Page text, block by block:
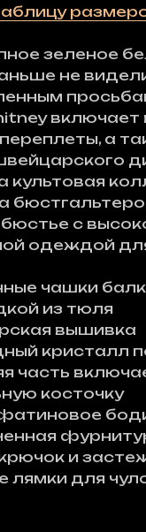
зеленое
не
включает
переплеты, а
культовая
с
одеждой
чашки
из тюля
вышивка
кристалл
часть
косточку
и
лямки для